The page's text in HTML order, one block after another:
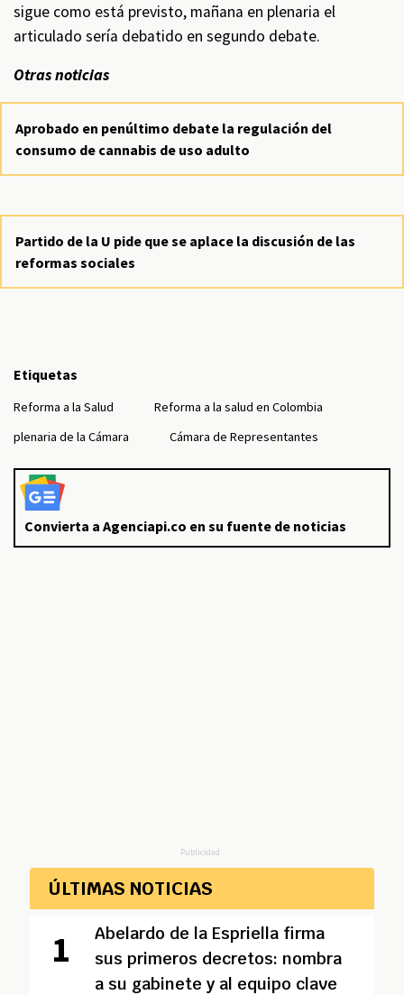
sigue como está previsto, mañana en plenaria el
articulado sería debatido en segundo debate.
Otras noticias
Aprobado en penúltimo debate la regulación del
consumo de cannabis de uso adulto
Partido de la U pide que se aplace la discusión de las
reformas sociales
Etiquetas
Reforma a la Salud
Reforma a la salud en Colombia
plenaria de la Cámara
Cámara de Representantes
Convierta a Agenciapi.co en su fuente de noticias
Publicidad
ÚLTIMAS NOTICIAS
Abelardo de la Espriella firma
sus primeros decretos: nombra
a su gabinete y al equipo clave